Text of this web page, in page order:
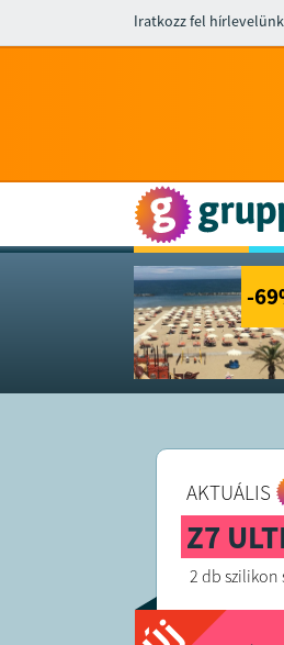
Iratkozz fel
-69
AKTUÁLIS
Z7
2 db szilikon